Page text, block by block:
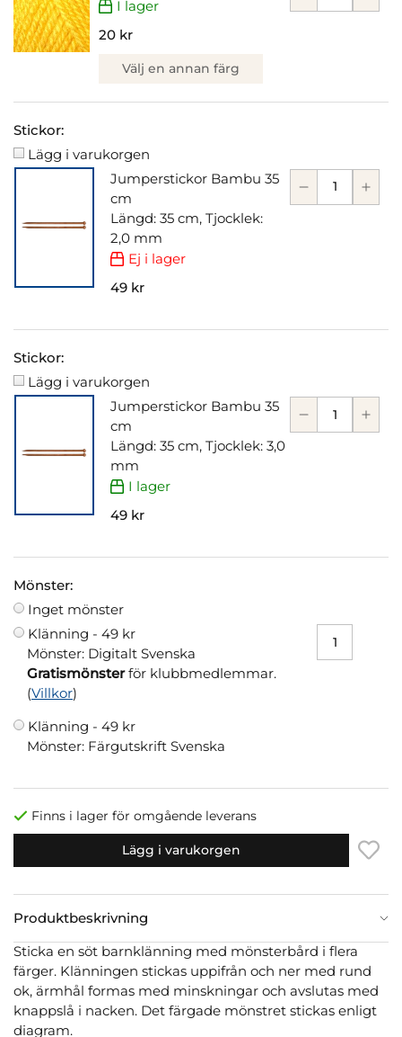
I lager
20 kr
Välj en annan färg
Stickor:
Lägg i varukorgen
Jumperstickor Bambu 35
cm
Längd: 35 cm, Tjocklek:
2,0 mm
Ej i lager
49 kr
Stickor:
Lägg i varukorgen
Jumperstickor Bambu 35
cm
Längd: 35 cm, Tjocklek: 3,0
mm
I lager
49 kr
Mönster:
Inget mönster
Klänning - 49 kr
Mönster: Digitalt Svenska
Gratismönsterför klubbmedlemmar.
(Villkor)
Klänning - 49 kr
Mönster: Färgutskrift Svenska
Finns i lager för omgående leverans
Lägg i varukorgen
Produktbeskrivning
Sticka en söt barnklänning med mönsterbård i flera
färger. Klänningen stickas uppifrån och ner med rund
ok, ärmhål formas med minskningar och avslutas med
knappslå i nacken. Det färgade mönstret stickas enligt
diagram.